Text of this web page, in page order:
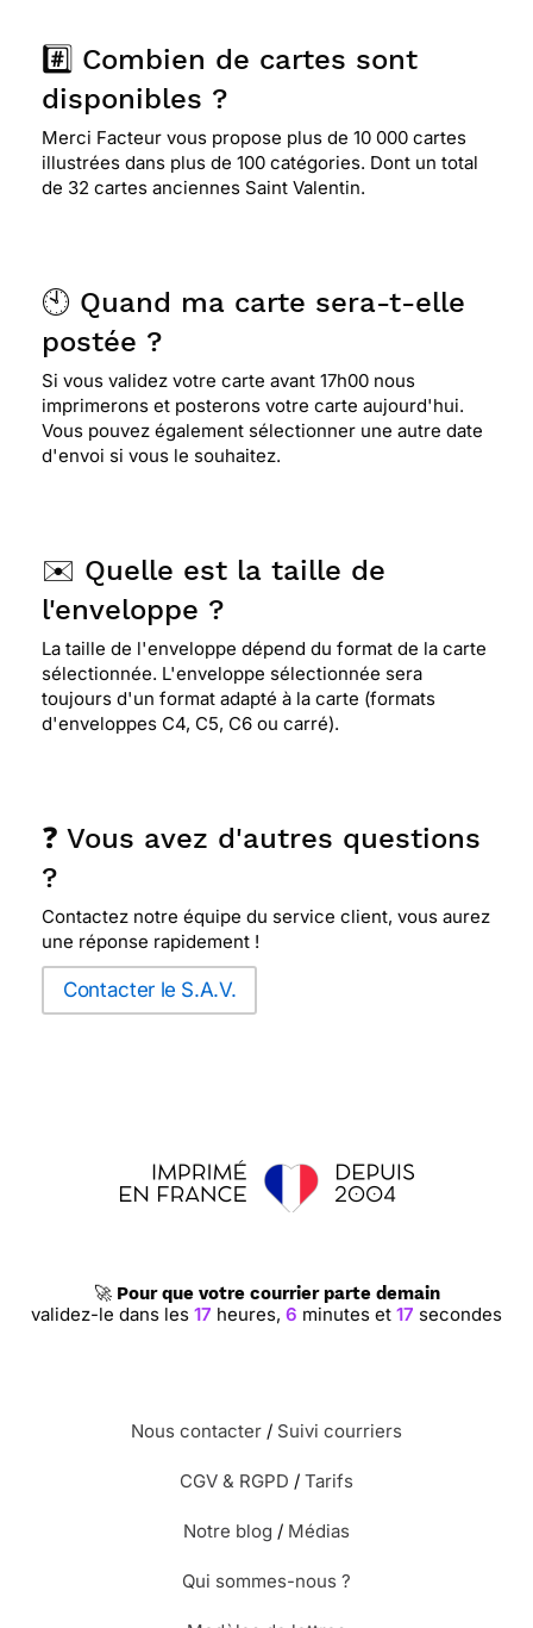
la photo et tout ce qui s'en dégage. je l'ai choisie
comme message d'amour.
⭐⭐⭐⭐
Le 14/02/2014 : C est bien et très
pratique de faire cela car cela nous evite de se
⭐⭐⭐⭐⭐ Le 11/02/2014 : Superbe.....!!
⭐⭐⭐⭐⭐ Le 27/01/2013 : Pour les mots qui veulent
dirent mes sentiments.
provocation
#️⃣ Combien de cartes sont
disponibles ?
Merci Facteur vous propose plus de 10 000 cartes
illustrées dans plus de 100 catégories. Dont un total
de 32 cartes anciennes Saint Valentin.
🕙 Quand ma carte sera-t-elle
postée ?
Si vous validez votre carte avant 17h00 nous
imprimerons et posterons votre carte aujourd'hui.
Vous pouvez également sélectionner une autre date
d'envoi si vous le souhaitez.
✉️ Quelle est la taille de
l'enveloppe ?
La taille de l'enveloppe dépend du format de la carte
sélectionnée. L'enveloppe sélectionnée sera
toujours d'un format adapté à la carte (formats
d'enveloppes C4, C5, C6 ou carré).
❓ Vous avez d'autres questions
?
Contactez notre équipe du service client, vous aurez
une réponse rapidement !
Contacter le S.A.V.
🚀 Pour que votre courrier parte demain
validez-le dans les 17 heures, 6 minutes et 17 secondes
Nous contacter / Suivi courriers
CGV & RGPD / Tarifs
Notre blog / Médias
Qui sommes-nous ?